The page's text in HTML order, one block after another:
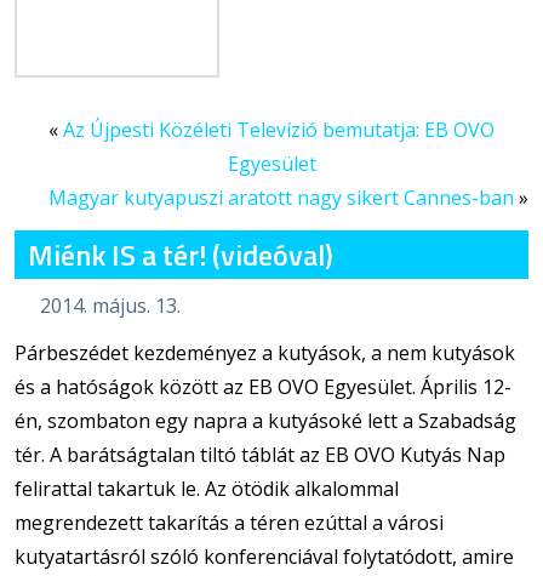
«Az Újpesti Közéleti Televízió bemutatja: EB OVO
Egyesület
Magyar kutyapuszi aratott nagy sikert Cannes-ban »
Miénk IS a tér! (videóval)
2014. május. 13.
Párbeszédet kezdeményez a kutyások, a nem kutyások
és a hatóságok között az EB OVO Egyesület. Április 12-
én, szombaton egy napra a kutyásoké lett a Szabadság
tér. A barátságtalan tiltó táblát az EB OVO Kutyás Nap
felirattal takartuk le. Az ötödik alkalommal
megrendezett takarítás a téren ezúttal a városi
kutyatartásról szóló konferenciával folytatódott, amire